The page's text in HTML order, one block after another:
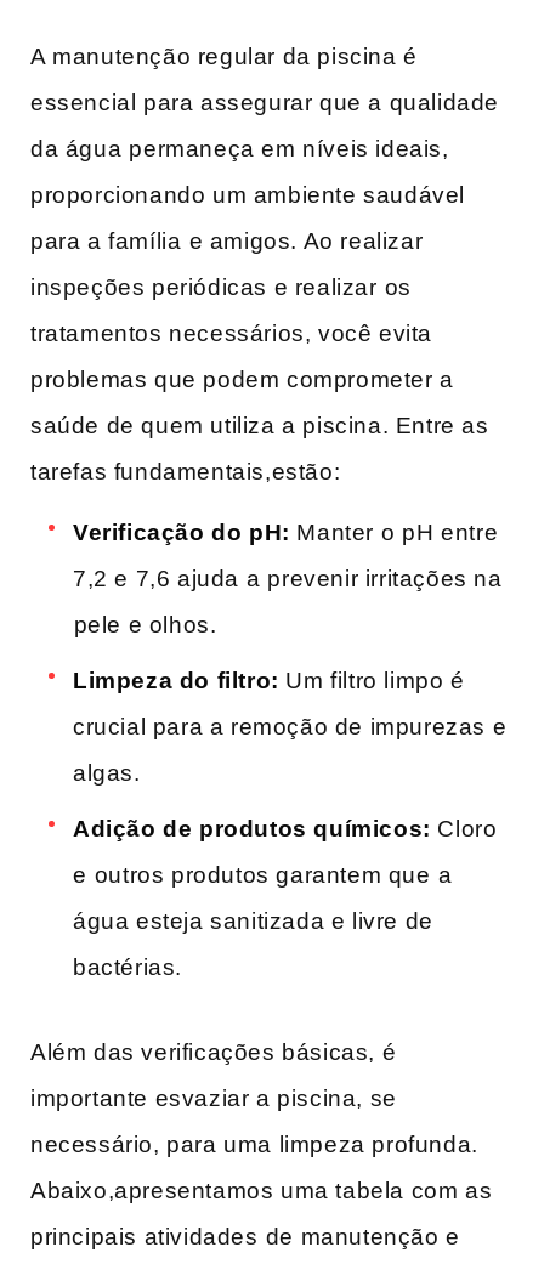
A manutenção regular da piscina é
essencial para assegurar que a qualidade
da água ⁣permaneça em níveis ideais,
proporcionando um ambiente saudável ​
para a família⁣ e‍ amigos. ​Ao realizar
inspeções periódicas e realizar ⁤os
tratamentos necessários, ‍você evita⁤
problemas que podem comprometer a
saúde de quem utiliza a piscina. Entre as
tarefas fundamentais,estão:
Verificação do pH: Manter​ o ⁣pH entre​
7,2 e 7,6 ajuda⁣ a prevenir irritações na
⁤pele e olhos.
Limpeza do filtro: Um filtro‍ limpo é
crucial para ​a remoção de impurezas e
algas.
Adição de produtos químicos: Cloro
e⁤ outros produtos garantem ‌que ⁣a
água esteja sanitizada e livre de
bactérias.
Além das verificações‌ básicas, é
importante esvaziar a piscina, se‍
necessário, para uma ‌limpeza profunda.
Abaixo,apresentamos uma tabela com as
principais atividades ⁣de manutenção e